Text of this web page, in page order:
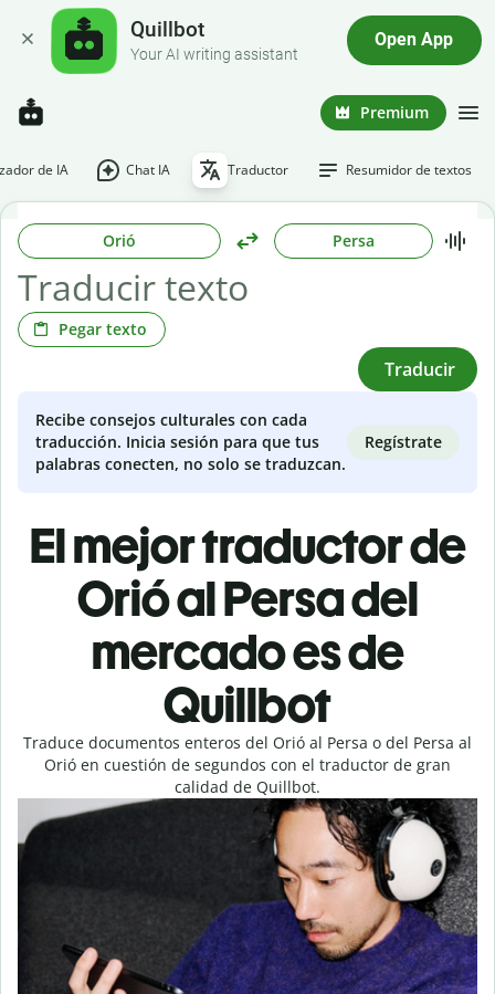
Quillbot
Your AI writing assistant
Open App
Premium
de IA Chat IA Traductor Resumidor de textos
Orió Persa
Pegar texto
Traducir
Recibe consejos culturales con cada
traducción. Inicia sesión para que tus
palabras conecten, no solo se traduzcan.
Regístrate
El mejor traductor de
Orió al Persa del
mercado es de
Quillbot
Traduce documentos enteros del Orió al Persa o del Persa al
Orió en cuestión de segundos con el traductor de gran
calidad de Quillbot.